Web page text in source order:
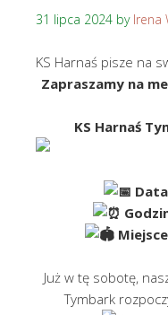
31 lipca 2024 by Irena
KS Harnaś pisze na
Zapraszamy na
KS Harnaś
Już w tę sobotę,
Tymbark